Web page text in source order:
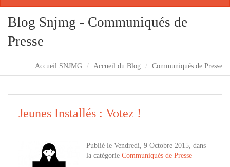
Blog Snjmg - Communiqués de
Presse
Accueil SNJMG Accueil du Blog Communiqués de Presse
Jeunes Installés : Votez !
Publié le Vendredi, 9 Octobre 2015, dans
la catégorie Communiqués de Presse